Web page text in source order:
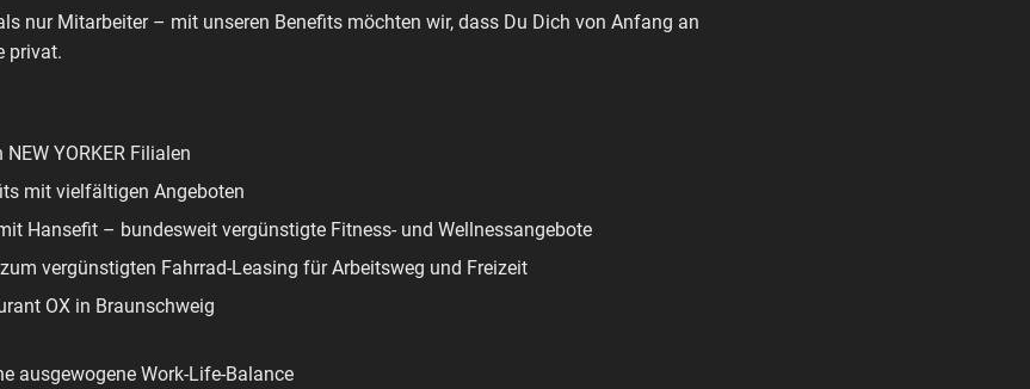
nur Mitarbeiter – mit unseren Benefits möchten wir, dass Du Dich von Anfang an
privat.
YORKER Filialen
mit vielfältigen Angeboten
Hansefit – bundesweit vergünstigte Fitness- und Wellnessangebote
vergünstigten Fahrrad-Leasing für Arbeitsweg und Freizeit
OX in Braunschweig
ausgewogene Work-Life-Balance